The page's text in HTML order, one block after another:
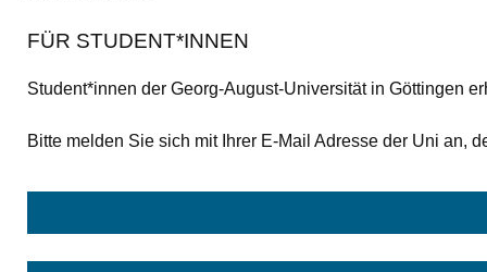
FÜR STUDENT*INNEN
Student*innen der Georg-August-Universität in Göttingen
Bitte melden Sie sich mit Ihrer E-Mail Adresse der Uni an,